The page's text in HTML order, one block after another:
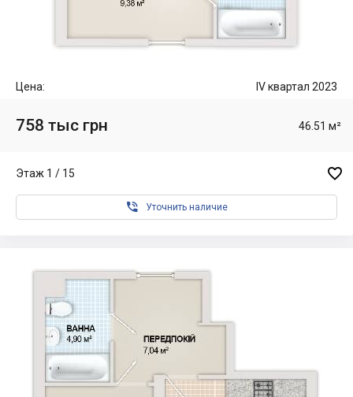
Цена: IV квартал 2023
758 тыс грн 46.51 м²
Этаж 1 / 15 
 Уточнить наличие